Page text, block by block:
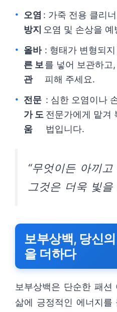
오염
방지
: 가죽 전용 클리
오염 및 손상을
올바
른 보
관
: 형태가 변형되
를 넣어 보관하고
피해 주세요.
전문
가 도
움
: 심한 오염이나
전문가에게 맡겨
법입니다.
“무엇이든 아끼
그것은 더욱 빛을
보부상백, 당신
을 더하다
보부상백은 단순한 패션
삶에 긍정적인 에너지를